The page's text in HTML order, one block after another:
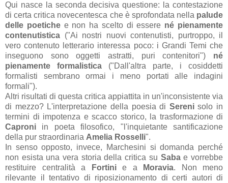
Qui nasce la seconda decisiva questione: la contestazione
di certa critica novecentesca che è sprofondata nella palude
delle poetiche e non ha scelto di essere né pienamente
contenutistica ("Ai nostri nuovi contenutisti, purtroppo, il
vero contenuto letterario interessa poco: i Grandi Temi che
inseguono sono oggetti astratti, puri contenitori") né
pienamente formalistica ("Dall'altra parte, i cosiddetti
formalisti sembrano ormai i meno portati alle indagini
formali").
Altri risultati di questa critica appiattita in un'inconsistente via
di mezzo? L'interpretazione della poesia di Serenisolo in
termini di impotenza e scacco storico, la trasformazione di
Caproni in poeta filosofico, "l'inquietante santificazione
della pur straordinaria Amelia Rosselli".
In senso opposto, invece, Marchesini si domanda perché
non esista una vera storia della critica su Sabae vorrebbe
restituire centralità a
Fortinie a Moravia. Non meno
rilevante il tentativo di riposizionamento di certi autori di